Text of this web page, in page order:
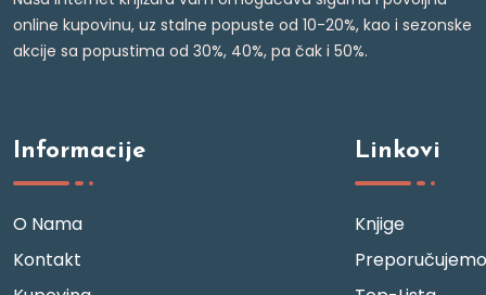
online kupovinu, uz stalne popuste od 10-20%, kao i sezonske
akcije sa popustima od 30%, 40%, pa čak i 50%.
Informacije
O Nama
Kontakt
Linkovi
Knjige
Preporučujemo